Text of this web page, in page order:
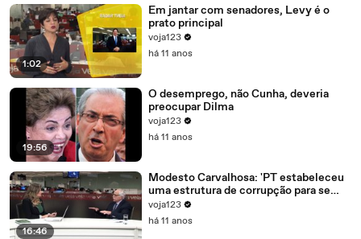
1:02
Em jantar com senadores, Levy é o
prato principal
voja123
há 11 anos
19:56
O desemprego, não Cunha, deveria
preocupar Dilma
voja123
há 11 anos
16:46
Modesto Carvalhosa: 'PT estabeleceu
uma estrutura de corrupção para se
manter no poder'
voja123
há 11 anos